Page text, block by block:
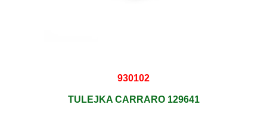
930102
TULEJKA CARRARO 129641